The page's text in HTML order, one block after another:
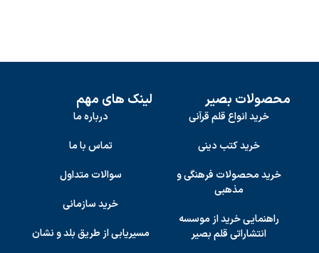
محصولات بصیر
خرید انواع قلم قرآنی
خرید کتب دینی
خرید محصولات فرهنگی و
مذهبی
راهنمایی خرید از موسسه
انتشاراتی قلم بصیر
لینک های مهم
درباره ما
تماس با ما
سوالات متداول
خرید سازمانی
مسیریابی از طریق بلد و نشان